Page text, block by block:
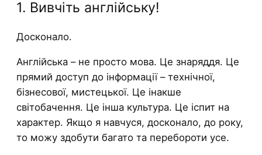
1. Вивчіть англійську!
Досконало.
Англійська – не просто мова. Це знаряддя. Це
прямий доступ до інформації – технічної,
бізнесової, мистецької. Це інакше
світобачення. Це інша культура. Це іспит на
характер. Якщо я навчуся, досконало, до року,
то можу здобути багато та перебороти усе.